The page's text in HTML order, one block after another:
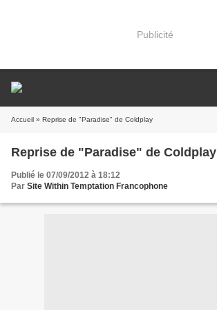
Publicité
Accueil » Reprise de "Paradise" de Coldplay
Reprise de "Paradise" de Coldplay
Publié le 07/09/2012 à 18:12
Par Site Within Temptation Francophone